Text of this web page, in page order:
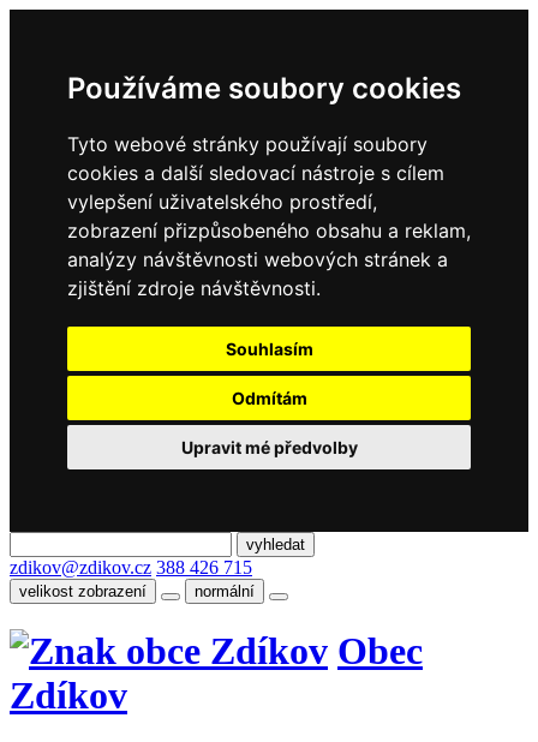
Používáme soubory cookies
Tyto webové stránky používají soubory
cookies a další sledovací nástroje s cílem
vylepšení uživatelského prostředí,
zobrazení přizpůsobeného obsahu a reklam,
analýzy návštěvnosti webových stránek a
zjištění zdroje návštěvnosti.
Souhlasím
Odmítám
Upravit mé předvolby
zdikov@zdikov.cz 388 426 715
velikost zobrazení normální
Obec
Zdíkov